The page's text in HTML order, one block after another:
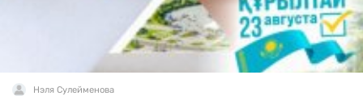
Нэля Сулейменова